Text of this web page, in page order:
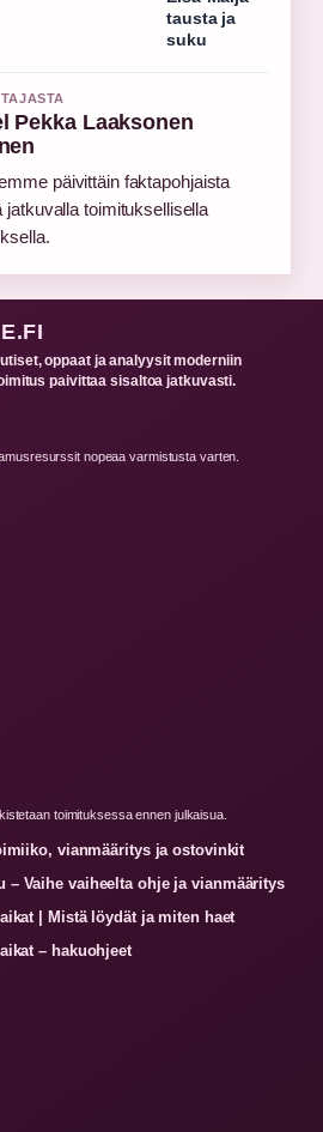
tausta ja
suku
Pekka Laaksonen
päivittäin faktapohjaista
jatkuvalla toimituksellisella
oppaat ja analyysit moderniin
paivittaa sisaltoa jatkuvasti.
nopeaa varmistusta varten.
toimituksessa ennen julkaisua.
vianmääritys ja ostovinkit
– Vaihe vaiheelta ohje ja vianmääritys
| Mistä löydät ja miten haet
– hakuohjeet